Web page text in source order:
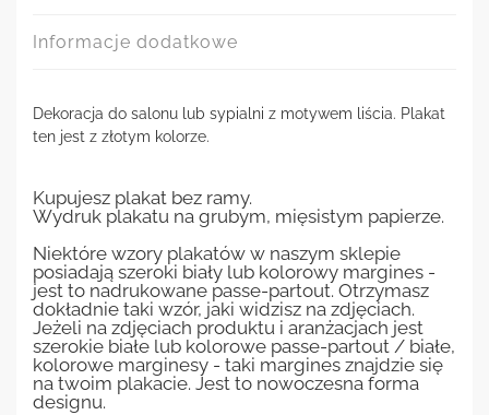
Informacje dodatkowe
Dekoracja do salonu lub sypialni z motywem liścia. Plakat
ten jest z złotym kolorze.
Kupujesz plakat bez ramy.
Wydruk plakatu na grubym, mięsistym papierze.
Niektóre wzory plakatów w naszym sklepie
posiadają szeroki biały lub kolorowy margines -
jest to nadrukowane passe-partout. Otrzymasz
dokładnie taki wzór, jaki widzisz na zdjęciach.
Jeżeli na zdjęciach produktu i aranżacjach jest
szerokie białe lub kolorowe passe-partout / białe,
kolorowe marginesy - taki margines znajdzie się
na twoim plakacie. Jest to nowoczesna forma
designu.